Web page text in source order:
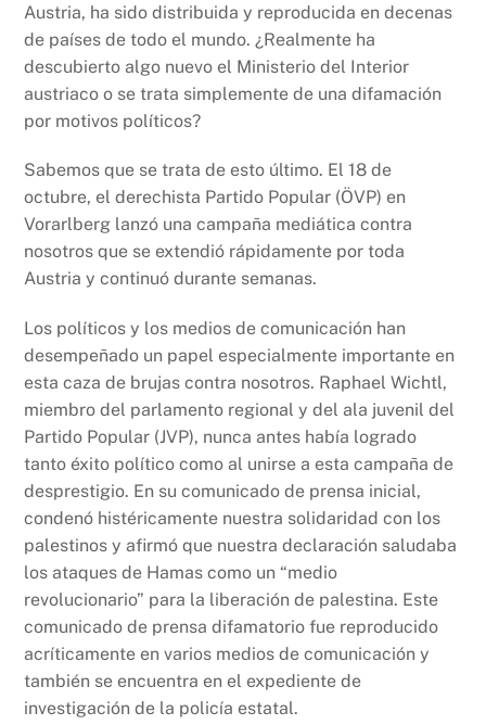
Austria, ha sido distribuida y reproducida en decenas
de países de todo el mundo. ¿Realmente ha
descubierto algo nuevo el Ministerio del Interior
austriaco o se trata simplemente de una difamación
por motivos políticos?
Sabemos que se trata de esto último. El 18 de
octubre, el derechista Partido Popular (ÖVP) en
Vorarlberg lanzó una campaña mediática contra
nosotros que se extendió rápidamente por toda
Austria y continuó durante semanas.
Los políticos y los medios de comunicación han
desempeñado un papel especialmente importante en
esta caza de brujas contra nosotros. Raphael Wichtl,
miembro del parlamento regional y del ala juvenil del
Partido Popular (JVP), nunca antes había logrado
tanto éxito político como al unirse a esta campaña de
desprestigio. En su comunicado de prensa inicial,
condenó histéricamente nuestra solidaridad con los
palestinos y afirmó que nuestra declaración saludaba
los ataques de Hamas como un “medio
revolucionario” para la liberación de palestina. Este
comunicado de prensa difamatorio fue reproducido
acríticamente en varios medios de comunicación y
también se encuentra en el expediente de
investigación de la policía estatal.